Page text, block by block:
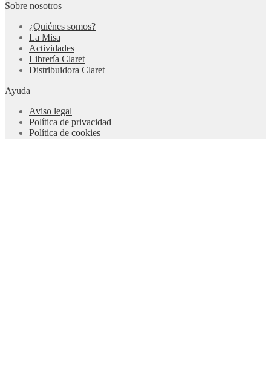
Sobre nosotros
¿Quiénes somos?
La Misa
Actividades
Librería Claret
Distribuidora Claret
Ayuda
Aviso legal
Política de privacidad
Política de cookies